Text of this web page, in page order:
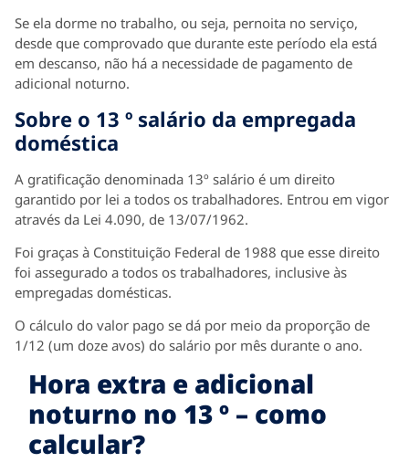
Se ela dorme no trabalho, ou seja, pernoita no serviço,
desde que comprovado que durante este período ela está
em descanso, não há a necessidade de pagamento de
adicional noturno.
Sobre o 13 º salário da empregada
doméstica
A gratificação denominada 13º salário é um direito
garantido por lei a todos os trabalhadores. Entrou em vigor
através da Lei 4.090, de 13/07/1962.
Foi graças à Constituição Federal de 1988 que esse direito
foi assegurado a todos os trabalhadores, inclusive às
empregadas domésticas.
O cálculo do valor pago se dá por meio da proporção de
1/12 (um doze avos) do salário por mês durante o ano.
Hora extra e adicional
noturno no 13 º – como
calcular?